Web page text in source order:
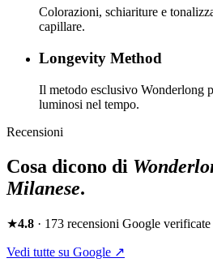
Colorazioni, schiariture e
capillare.
Longevity Method
Il metodo esclusivo Wonderlong
luminosi nel tempo.
Recensioni
Cosa dicono di
Milanese.
★4.8 · 173 recensioni Google verificate
Vedi tutte su Google ↗